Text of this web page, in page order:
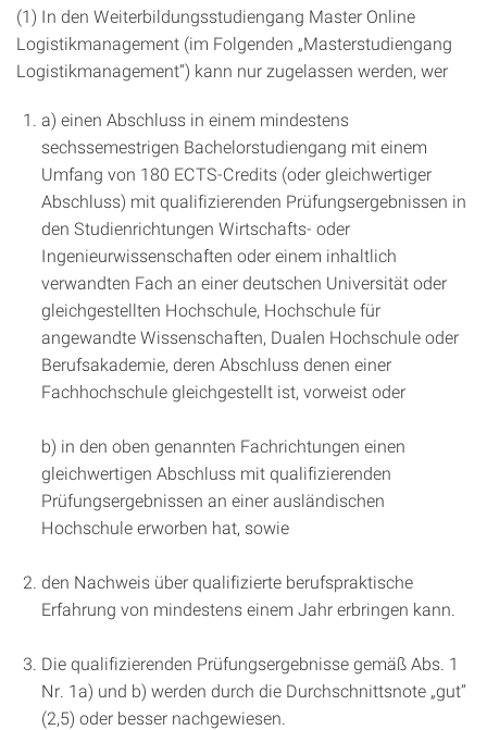
(1) In den Weiterbildungsstudiengang Master Online
Logistikmanagement (im Folgenden „Masterstudiengang
Logistikmanagement“) kann nur zugelassen werden, wer
a) einen Abschluss in einem mindestens
sechssemestrigen Bachelorstudiengang mit einem
Umfang von 180 ECTS-Credits (oder gleichwertiger
Abschluss) mit qualifizierenden Prüfungsergebnissen in
den Studienrichtungen Wirtschafts- oder
Ingenieurwissenschaften oder einem inhaltlich
verwandten Fach an einer deutschen Universität oder
gleichgestellten Hochschule, Hochschule für
angewandte Wissenschaften, Dualen Hochschule oder
Berufsakademie, deren Abschluss denen einer
Fachhochschule gleichgestellt ist, vorweist oder
b) in den oben genannten Fachrichtungen einen
gleichwertigen Abschluss mit qualifizierenden
Prüfungsergebnissen an einer ausländischen
Hochschule erworben hat, sowie
den Nachweis über qualifizierte berufspraktische
Erfahrung von mindestens einem Jahr erbringen kann.
Die qualifizierenden Prüfungsergebnisse gemäß Abs. 1
Nr. 1a) und b) werden durch die Durchschnittsnote „gut“
(2,5) oder besser nachgewiesen.